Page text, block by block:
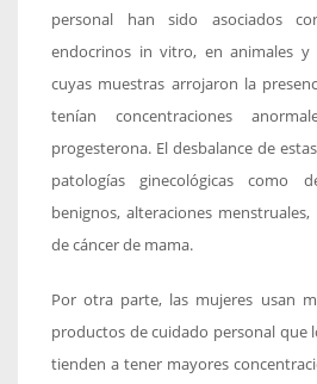
personal han sido asociados
endocrinos in vitro, en animales y
cuyas muestras arrojaron la
tenían concentraciones
progesterona. El desbalance de
patologías ginecológicas como
benignos, alteraciones
de cáncer de mama.
Por otra parte, las mujeres usan
productos de cuidado personal que
tienden a tener mayores